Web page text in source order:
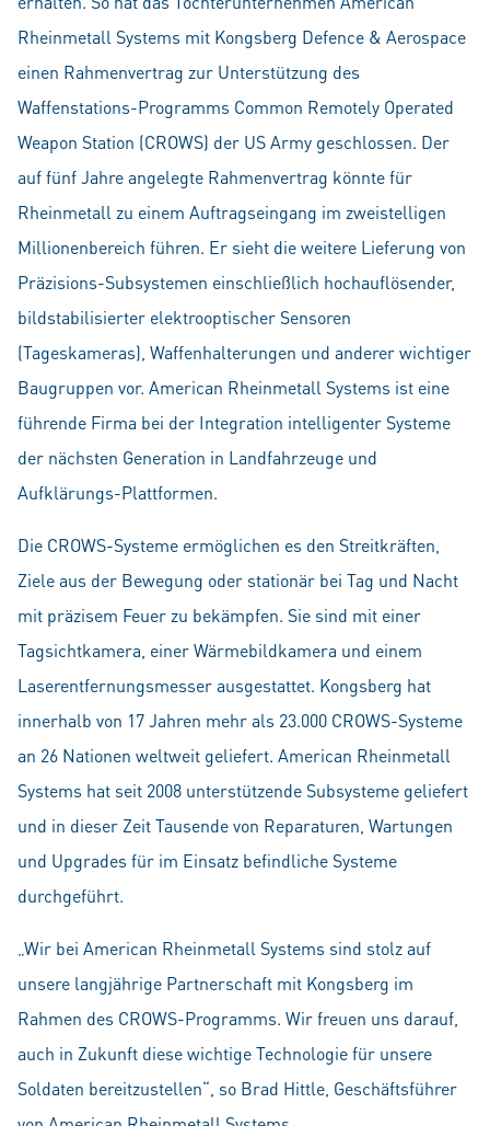
Rheinmetall Systems mit Kongsberg Defence & Aerospace
einen Rahmenvertrag zur Unterstützung des
Waffenstations-Programms Common Remotely Operated
Weapon Station (CROWS) der US Army geschlossen. Der
auf fünf Jahre angelegte Rahmenvertrag könnte für
Rheinmetall zu einem Auftragseingang im zweistelligen
Millionenbereich führen. Er sieht die weitere Lieferung von
Präzisions-Subsystemen einschließlich hochauflösender,
bildstabilisierter elektrooptischer Sensoren
(Tageskameras), Waffenhalterungen und anderer wichtiger
Baugruppen vor. American Rheinmetall Systems ist eine
führende Firma bei der Integration intelligenter Systeme
der nächsten Generation in Landfahrzeuge und
Aufklärungs-Plattformen.
Die CROWS-Systeme ermöglichen es den Streitkräften,
Ziele aus der Bewegung oder stationär bei Tag und Nacht
mit präzisem Feuer zu bekämpfen. Sie sind mit einer
Tagsichtkamera, einer Wärmebildkamera und einem
Laserentfernungsmesser ausgestattet. Kongsberg hat
innerhalb von 17 Jahren mehr als 23.000 CROWS-Systeme
an 26 Nationen weltweit geliefert. American Rheinmetall
Systems hat seit 2008 unterstützende Subsysteme geliefert
und in dieser Zeit Tausende von Reparaturen, Wartungen
und Upgrades für im Einsatz befindliche Systeme
durchgeführt.
„Wir bei American Rheinmetall Systems sind stolz auf
unsere langjährige Partnerschaft mit Kongsberg im
Rahmen des CROWS-Programms. Wir freuen uns darauf,
auch in Zukunft diese wichtige Technologie für unsere
Soldaten bereitzustellen“, so Brad Hittle, Geschäftsführer